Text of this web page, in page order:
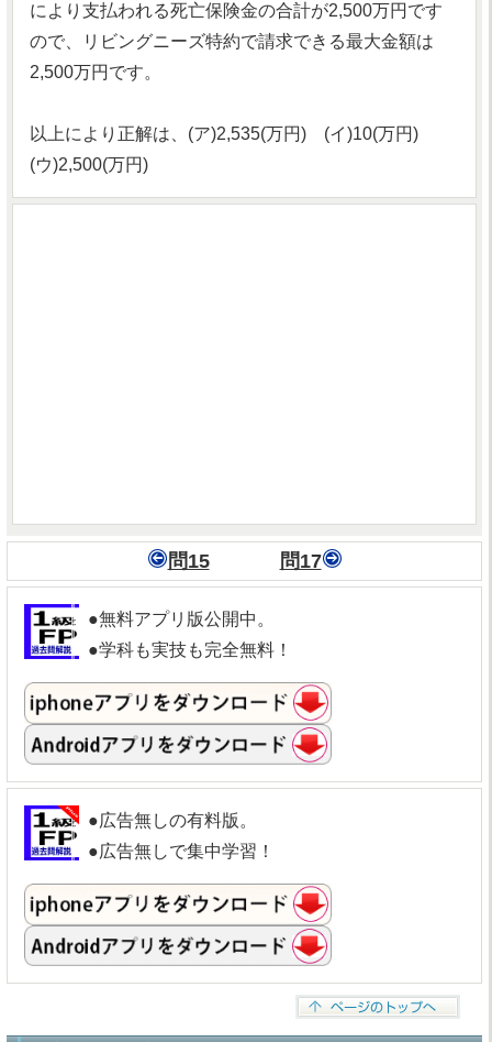
により支払われる死亡保険金の合計が2,500万円です
ので、リビングニーズ特約で請求できる最大金額は
2,500万円です。
以上により正解は、(ア)2,535(万円) (イ)10(万円)
(ウ)2,500(万円)
問15 問17
●無料アプリ版公開中。
●学科も実技も完全無料！
●広告無しの有料版。
●広告無しで集中学習！